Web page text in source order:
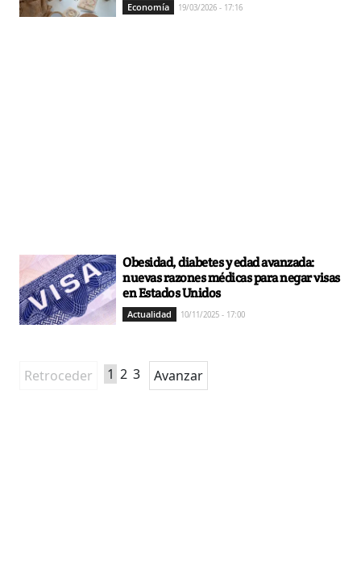
Economía 19/03/2026 - 17:16
Obesidad, diabetes y edad avanzada:
nuevas razones médicas para negar visas
en Estados Unidos
Actualidad 10/11/2025 - 17:00
Retroceder 1 2 3 Avanzar